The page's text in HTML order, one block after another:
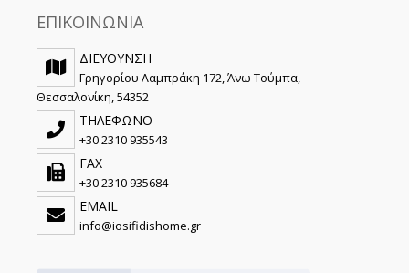
ΕΠΙΚΟΙΝΩΝΙΑ
ΔΙΕΥΘΥΝΣΗ
Γρηγορίου Λαμπράκη 172, Άνω Τούμπα,
Θεσσαλονίκη, 54352
ΤΗΛΕΦΩΝΟ
+30 2310 935543
FAX
+30 2310 935684
EMAIL
info@iosifidishome.gr